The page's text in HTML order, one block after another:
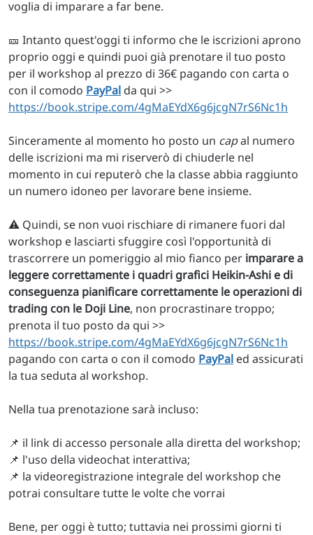
voglia di imparare a far bene.
🎫 Intanto quest'oggi ti informo che le iscrizioni aprono
proprio oggi e quindi puoi già prenotare il tuo posto
per il workshop al prezzo di 36€ pagando con carta o
con il comodo PayPal da qui >>
https://book.stripe.com/4gMaEYdX6g6jcgN7rS6Nc1h
Sinceramente al momento ho posto un capal numero
delle iscrizioni ma mi riserverò di chiuderle nel
momento in cui reputerò che la classe abbia raggiunto
un numero idoneo per lavorare bene insieme.
⚠️ Quindi, se non vuoi rischiare di rimanere fuori dal
workshop e lasciarti sfuggire così l'opportunità di
trascorrere un pomeriggio al mio fianco per imparare a
leggere correttamente i quadri grafici Heikin-Ashi e di
conseguenza pianificare correttamente le operazioni di
trading con le Doji Line, non procrastinare troppo;
prenota il tuo posto da qui >>
https://book.stripe.com/4gMaEYdX6g6jcgN7rS6Nc1h
pagando con carta o con il comodo PayPal ed assicurati
la tua seduta al workshop.
Nella tua prenotazione sarà incluso:
📌 il link di accesso personale alla diretta del workshop;
📌 l'uso della videochat interattiva;
📌 la videoregistrazione integrale del workshop che
potrai consultare tutte le volte che vorrai
Bene, per oggi è tutto; tuttavia nei prossimi giorni ti